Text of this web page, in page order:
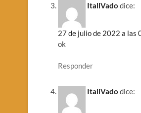
ItallVado dice:
27 de julio de 2022 a las
ok
Responder
ItallVado dice: